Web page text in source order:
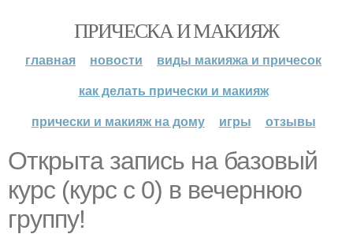
ПРИЧЕСКА И МАКИЯЖ
главная новости
виды макияжа и причесок
как делать прически и макияж
прически и макияж на дому
игры отзывы
Открыта запись на базовый
курс (курс с 0) в вечернюю
группу!